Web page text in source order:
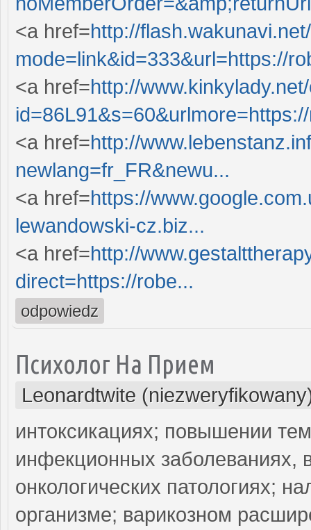
<a href=http://
mode=link&id=333&url=https://
<a href=http://
<a href=http://
newlang=fr_FR&newu...
<a href=https://
lewandowski-cz.biz...
<a href=http://
direct=https://robe...
odpowiedz
Психолог На Прием
Leonardtwite
интоксикациях; повышении
инфекционных заболеваниях,
онкологических патологиях;
организме; варикозном